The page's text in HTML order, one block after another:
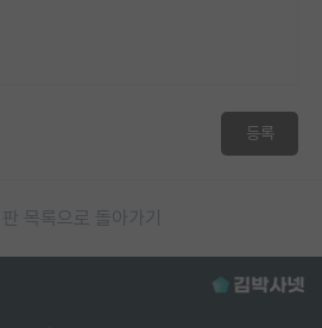
등록
목록으로 돌아가기